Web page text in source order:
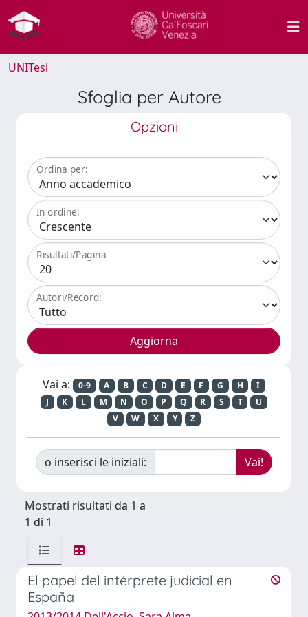
UNITesi
Sfoglia per Autore
Opzioni
Ordina per:
In ordine:
Risultati/Pagina
Autori/Record:
Vai a: 0-9 A B C D E F G H
I
J
K L M N O P Q R S T
U
V
W X Y Z
o inserisci le iniziali:
Mostrati risultati da 1 a
1 di 1
El papel del intérprete judicial en
España